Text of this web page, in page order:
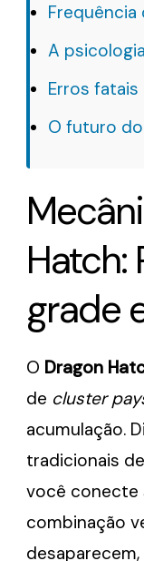
A
Erros
O futuro
Hatch:
grade
O Dragon
de cluster
acumulação.
tradicionais
você conecte
combinação